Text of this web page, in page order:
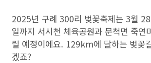
2025년 구례 300리 벚꽃축제는 3월
일까지 서시천 체육공원과 문척면 죽연
릴 예정이에요. 129km에 달하는 벚꽃
겠죠?